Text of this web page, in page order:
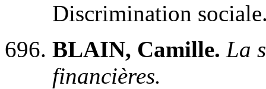
Discrimination
BLAIN, Camille. La
financières.